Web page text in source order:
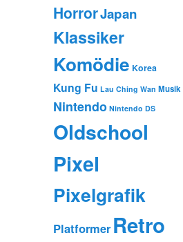
HorrorJapan
Klassiker
Komödie Korea
Kung Fu Lau Ching Wan Musik
Nintendo Nintendo DS
Oldschool
Pixel
Pixelgrafik
Platformer Retro